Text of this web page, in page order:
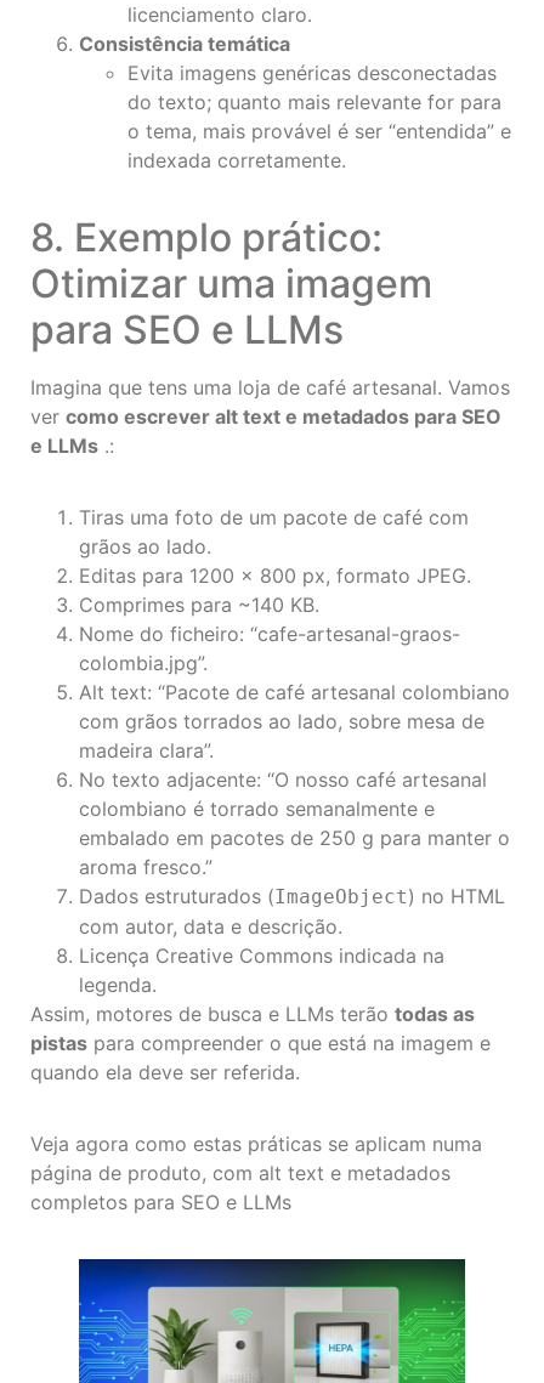
licenciamento claro.
Consistência temática
Evita imagens genéricas desconectadas
do texto; quanto mais relevante for para
o tema, mais provável é ser “entendida” e
indexada corretamente.
8. Exemplo prático:
Otimizar uma imagem
para SEO e LLMs
Imagina que tens uma loja de café artesanal. Vamos
ver como escrever alt text e metadados para SEO
e LLMs .:
Tiras uma foto de um pacote de café com
grãos ao lado.
Editas para 1200 × 800 px, formato JPEG.
Comprimes para ~140 KB.
Nome do ficheiro: “cafe-artesanal-graos-
colombia.jpg”.
Alt text: “Pacote de café artesanal colombiano
com grãos torrados ao lado, sobre mesa de
madeira clara”.
No texto adjacente: “O nosso café artesanal
colombiano é torrado semanalmente e
embalado em pacotes de 250 g para manter o
aroma fresco.”
Dados estruturados (ImageObject) no HTML
com autor, data e descrição.
Licença Creative Commons indicada na
legenda.
Assim, motores de busca e LLMs terão todas as
pistas para compreender o que está na imagem e
quando ela deve ser referida.
Veja agora como estas práticas se aplicam numa
página de produto, com alt text e metadados
completos para SEO e LLMs